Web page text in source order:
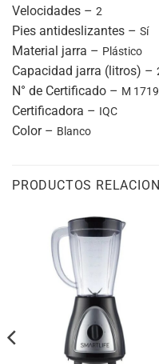
Velocidades – 2
Pies antideslizantes – Sí
Material jarra – Plástico
Capacidad jarra (litros) –
N° de Certificado – M
Certificadora – IQC
Color – Blanco
PRODUCTOS